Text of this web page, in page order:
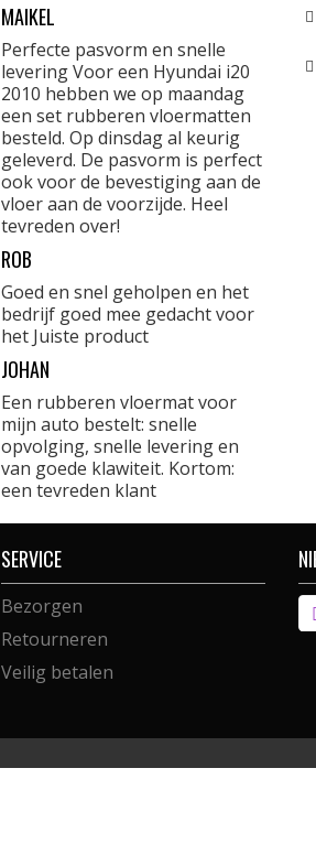
MAIKEL
Perfecte pasvorm en snelle
levering Voor een Hyundai i20
2010 hebben we op maandag
een set rubberen vloermatten
besteld. Op dinsdag al keurig
geleverd. De pasvorm is perfect
ook voor de bevestiging aan de
vloer aan de voorzijde. Heel
tevreden over!
ROB
Goed en snel geholpen en het
bedrijf goed mee gedacht voor
het Juiste product
JOHAN
Een rubberen vloermat voor
mijn auto bestelt: snelle
opvolging, snelle levering en
van goede klawiteit. Kortom:
een tevreden klant
SERVICE
Bezorgen
Retourneren
Veilig betalen